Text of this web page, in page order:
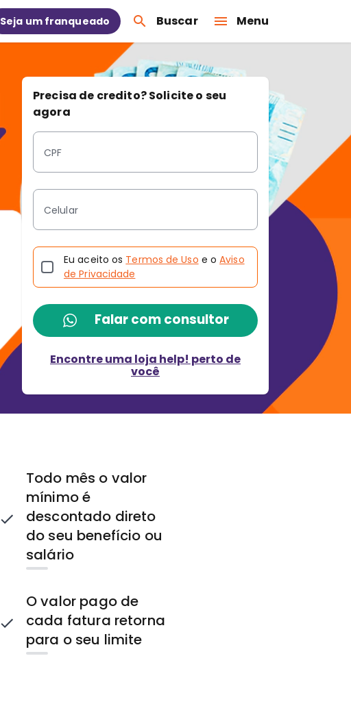
Seja um franqueado Buscar Menu
Precisa de credito? Solicite o seu
agora
CPF
Celular
Eu aceito os Termos de Uso e oAviso
de Privacidade
Falar com consultor
Encontre uma loja help! perto de
você
Todo mês o valor
mínimo é
descontado direto
do seu benefício ou
salário
O valor pago de
cada fatura retorna
para o seu limite